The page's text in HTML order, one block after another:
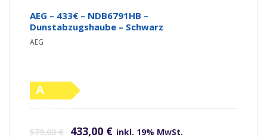
AEG – 433€ – NDB6791HB –
Dunstabzugshaube – Schwarz
AEG
A
579,00€ 433,00 € inkl. 19% MwSt.